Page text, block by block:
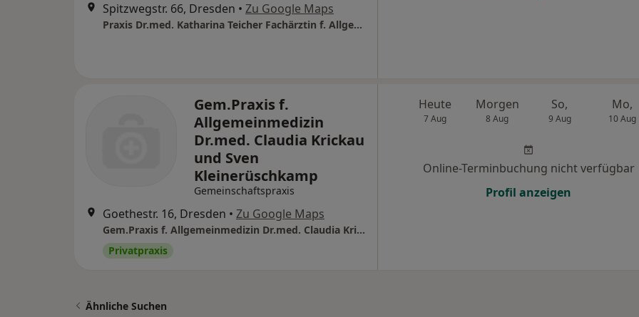
Spitzwegstr. 66, Dresden • Zu Google Maps
Praxis Dr.med. Katharina Teicher Fachärztin f. Allgemeinmedizin
Gem.Praxis f.
Allgemeinmedizin
Dr.med. Claudia Krickau
und Sven
Kleinerüschkamp
Gemeinschaftspraxis
Goethestr. 16, Dresden • Zu Google Maps
Gem.Praxis f. Allgemeinmedizin Dr.med. Claudia Krickau und Sven Kleinerüschkamp
Privatpraxis
Heute
7 Aug
Morgen
8 Aug
So,
9 Aug
Mo,
10 Aug
Online-Terminbuchung nicht verfügbar
Profil anzeigen
Ähnliche Suchen